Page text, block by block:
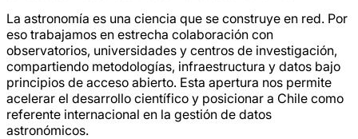
La astronomía es una ciencia que se construye en red. Por
eso trabajamos en estrecha colaboración con
observatorios, universidades y centros de investigación,
compartiendo metodologías, infraestructura y datos bajo
principios de acceso abierto. Esta apertura nos permite
acelerar el desarrollo científico y posicionar a Chile como
referente internacional en la gestión de datos
astronómicos.